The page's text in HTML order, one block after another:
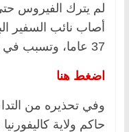
لم يترك الفيروس
أصاب نائب السفير
37 عاما، وتسبب في وفاته الثلاثاء الماضي.
اضغط هنا
وفي تحذيره من
حاكم ولاية